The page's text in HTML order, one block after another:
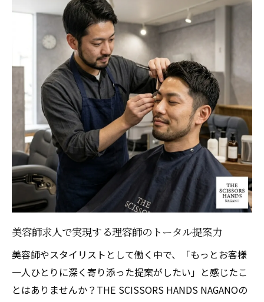
美容師求人で実現する理容師のトータル提案力
美容師やスタイリストとして働く中で、「もっとお客様
一人ひとりに深く寄り添った提案がしたい」と感じたこ
とはありませんか？THE SCISSORS HANDS NAGANOの